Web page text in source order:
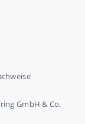
GmbH & Co.